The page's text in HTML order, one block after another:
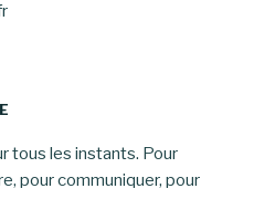
tous les instants. Pour
pour communiquer, pour